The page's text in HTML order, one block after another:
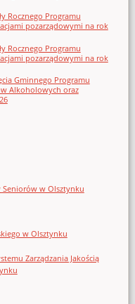
Rocznego Programu
pozarządowymi na rok
Rocznego Programu
pozarządowymi na rok
Gminnego Programu
Alkoholowych oraz
w Olsztynku
w Olsztynku
Zarządzania Jakością